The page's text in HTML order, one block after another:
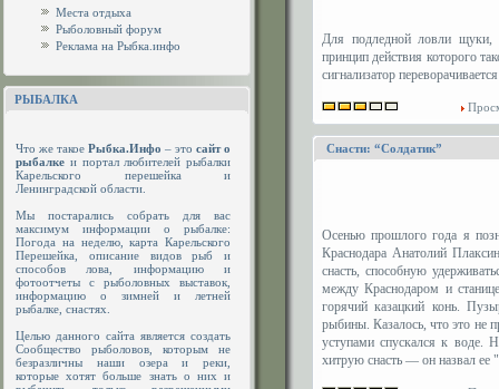
Места отдыха
Рыболовный форум
Реклама на Рыбка.инфо
РЫБАЛКА
Что же такое Рыбка.Инфо – это сайт о
рыбалке и портал любителей рыбалки
Карельского перешейка и
Ленинградской области.
Мы постарались собрать для вас
максимум информации о рыбалке:
Погода на неделю, карта Карельского
Перешейка, описание видов рыб и
способов лова, информацию и
фотоотчеты с рыболовных выставок,
информацию о зимней и летней
рыбалке, снастях.
Целью данного сайта является создать
Сообщество рыболовов, которым не
безразличны наши озера и реки,
которые хотят больше знать о них и
Для подледной ловли щуки,
принцип действия которого
сигнализатор
Снасти: “Солдатик”
Осенью прошлого года я
Краснодара Анатолий
снасть, способную
между Краснодаром и
горячий казацкий конь.
рыбины. Казалось, что это не
уступами спускался к воде.
хитрую снасть — он назвал ее